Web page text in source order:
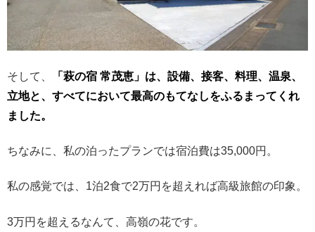
そして、
「萩の宿 常茂恵」は、設備、接客、料理、温泉、
立地と、すべてにおいて最高のもてなしをふるまってくれ
ました。
ちなみに、私の泊ったプランでは宿泊費は35,000円。
私の感覚では、1泊2食で2万円を超えれば高級旅館の印象。
3万円を超えるなんて、高嶺の花です。